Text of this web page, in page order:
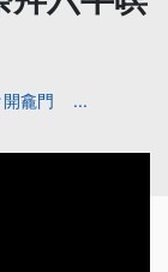
開龕門 ...